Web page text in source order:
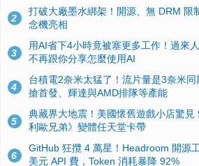
2
打破大廠墨水綁架！開源、無 DRM 限
念機亮相
3
用AI省下4小時竟被塞更多工作！過來
不再跟你分享怎麼使用AI
4
台積電2奈米太猛了！流片量是3奈米
搶首發、輝達與AMD排隊等產能
5
典藏界大地震！美國懷舊遊戲小店驚
利歐兄弟》變體任天堂卡帶
6
GitHub 狂攬 4 萬星！Headroom 開源
美元 API 費，Token 消耗暴降 92%